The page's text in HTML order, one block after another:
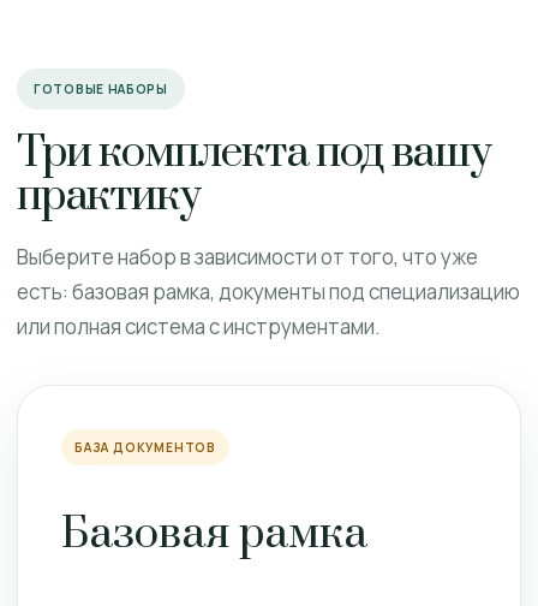
ГОТОВЫЕ НАБОРЫ
Три комплекта под вашу
практику
Выберите набор в зависимости от того, что уже
есть: базовая рамка, документы под специализацию
или полная система с инструментами.
БАЗА ДОКУМЕНТОВ
Базовая рамка